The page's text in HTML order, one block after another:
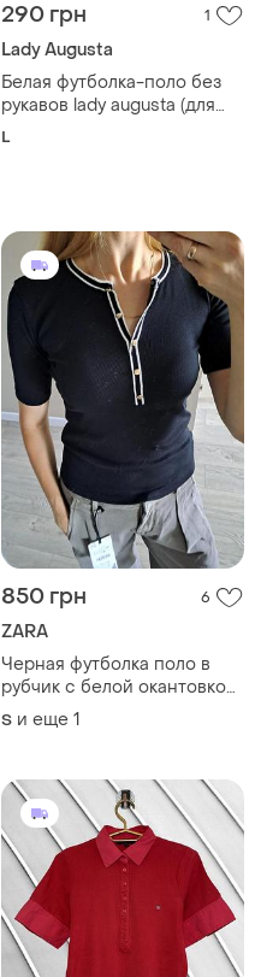
290 грн 1
Lady Augusta
Белая футболка-поло без
рукавов lady augusta (для
тенниса / гольфа), размер l,
L
850 грн 6
ZARA
Черная футболка поло в
рубчик с белой окантовкой
zara
S и еще 1